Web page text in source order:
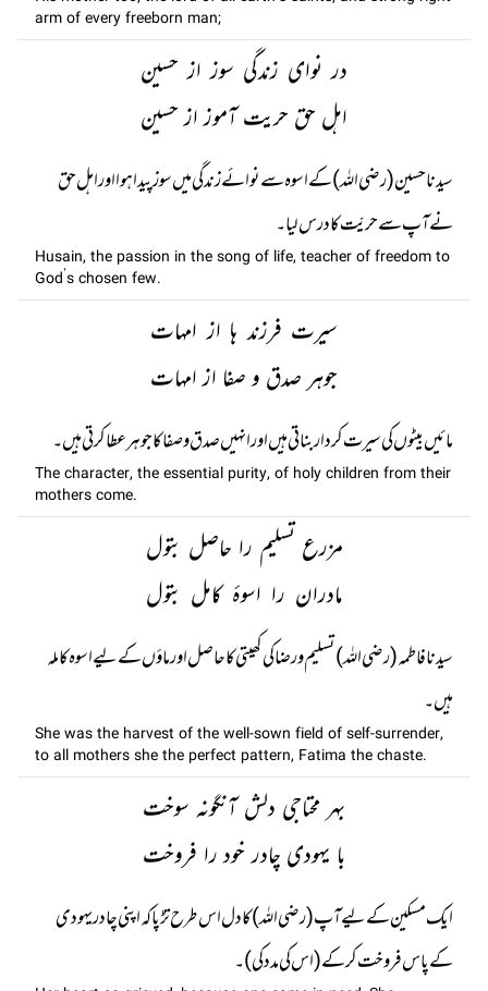
arm of every freeborn man;
در نوای زندگی سوز از حسین
اہل حق حریت آموز از حسین
سیدنا حسین (رضی اللہ) کے اسوہ سے نوائے زندگی میں سوز پیدا ہوا اور اہل حق
نے آپ سے حریّت کا درس لیا۔
Husain, the passion in the song of life, teacher of freedom to
God’s chosen few.
سیرت فرزند ہا از امہات
جوہر صدق و صفا از امہات
مائیں بیٹوں کی سیرت کردار بناتی ہیں اور انہیں صدق و صفا کا جوہر عطا کرتی ہیں۔
The character, the essential purity, of holy children from their
mothers come.
مزرع تسلیم را حاصل بتول
مادران را اسوۂ کامل بتول
سیدنا فاطمہ (رضی اللہ) تسلیم و رضا کی کھیتی کا حاصل اور ماؤں کے لیے اسوہ کاملہ
ہیں۔
She was the harvest of the well-sown field of self-surrender,
to all mothers she the perfect pattern, Fatima the chaste.
بہر محتاجی دلش آنگونہ سوخت
با یہودی چادر خود را فروخت
ایک مسکین کے لیے آپ (رضی اللہ) کا دل اس طرح تڑپا کہ اپنی چادر یہودی
کے پاس فروخت کر کے (اس کی مدد کی)۔